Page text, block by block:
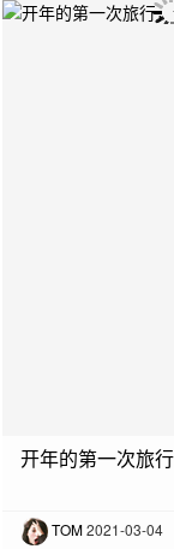
TOM2021-03-04